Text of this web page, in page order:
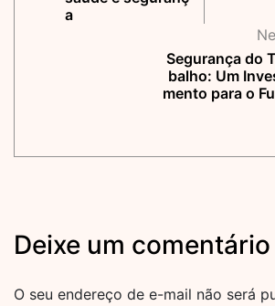
a
Segurança do
balho: Um
mento para o
Deixe um comentário
O seu endereço de e-mail não será